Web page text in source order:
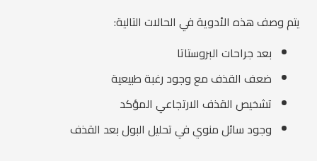
يتم وصف هذه الأدوية في الحالات التالية:
بعد جراحات البروستاتا
ضعف القذف مع وجود رغبة طبيعية
تشخيص القذف الارتجاعي المؤكد
وجود سائل منوي في تحليل البول بعد القذف